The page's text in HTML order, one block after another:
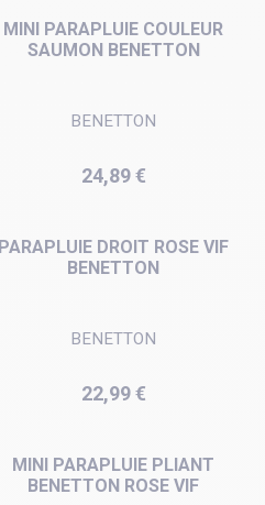
MINI PARAPLUIE COULEUR
SAUMON BENETTON
BENETTON
Prix
24,89 €
PARAPLUIE DROIT ROSE VIF
BENETTON
BENETTON
Prix
22,99 €
MINI PARAPLUIE PLIANT
BENETTON ROSE VIF